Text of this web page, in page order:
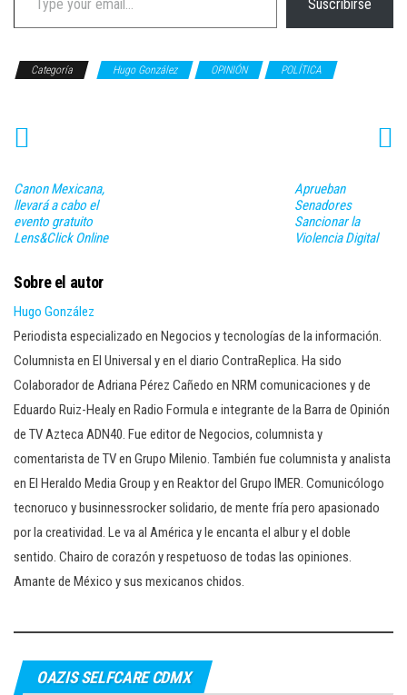
Suscribirse
Categoría Hugo González OPINIÓN POLÍTICA
Canon Mexicana,
llevará a cabo el
evento gratuito
Lens&Click Online
Aprueban
Senadores
Sancionar la
Violencia Digital
Sobre el autor
Hugo González
Periodista especializado en Negocios y tecnologías de la información.
Columnista en El Universal y en el diario ContraReplica. Ha sido
Colaborador de Adriana Pérez Cañedo en NRM comunicaciones y de
Eduardo Ruiz-Healy en Radio Formula e integrante de la Barra de Opinión
de TV Azteca ADN40. Fue editor de Negocios, columnista y
comentarista de TV en Grupo Milenio. También fue columnista y analista
en El Heraldo Media Group y en Reaktor del Grupo IMER. Comunicólogo
tecnoruco y businnessrocker solidario, de mente fría pero apasionado
por la creatividad. Le va al América y le encanta el albur y el doble
sentido. Chairo de corazón y respetuoso de todas las opiniones.
Amante de México y sus mexicanos chidos.
OAZIS SELFCARE CDMX